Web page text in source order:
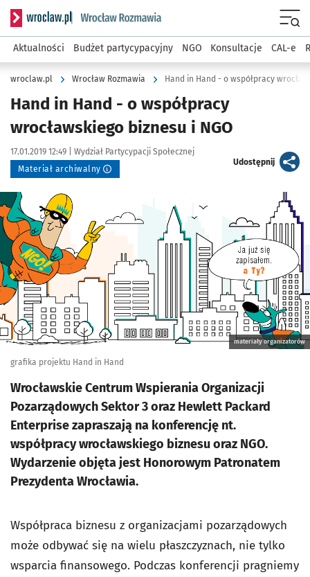
Serwis informacyjny wroclaw.pl podserwis: Rozmawia
Aktualności Budżet partycypacyjny NGO Konsultacje CAL-e
wroclaw.pl Wrocław Rozmawia Hand in Hand - o współpracy
Hand in Hand - o współpracy
wrocławskiego biznesu i NGO
Data publikacji:
17.01.2019 12:49 | Autor:
Wydział Partycypacji Społecznej
Materiał archiwalny
Udostępnijartykuł
Kliknij, aby powiększyć
materiały organizatorów
grafika projektu Hand in Hand
Wrocławskie Centrum Wspierania Organizacji
Pozarządowych Sektor 3 oraz Hewlett Packard
Enterprise zapraszają na konferencję nt.
współpracy wrocławskiego biznesu oraz NGO.
Wydarzenie objęta jest Honorowym Patronatem
Prezydenta Wrocławia.
Współpraca biznesu z organizacjami pozarządowych
może odbywać się na wielu płaszczyznach, nie tylko
wsparcia finansowego. Podczas konferencji pragniemy